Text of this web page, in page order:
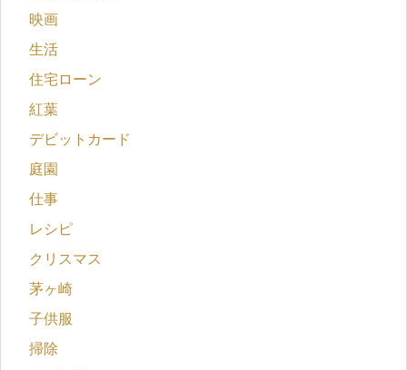
映画
生活
住宅ローン
紅葉
デビットカード
庭園
仕事
レシピ
クリスマス
茅ヶ崎
子供服
掃除